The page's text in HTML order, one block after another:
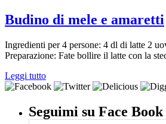
Budino di mele e amaretti
Ingredienti per 4 persone: 4 dl di latte 2
Preparazione: Fate bollire il latte con la
Leggi tutto
Seguimi su Face Book